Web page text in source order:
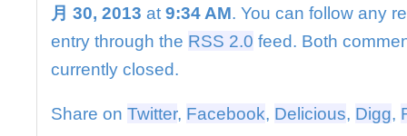
／
で
月 30, 2013 at 9:34 AM. You can follow any
entry through the RSS 2.0 feed. Both
currently closed.
Share on Twitter, Facebook, Delicious, Digg,